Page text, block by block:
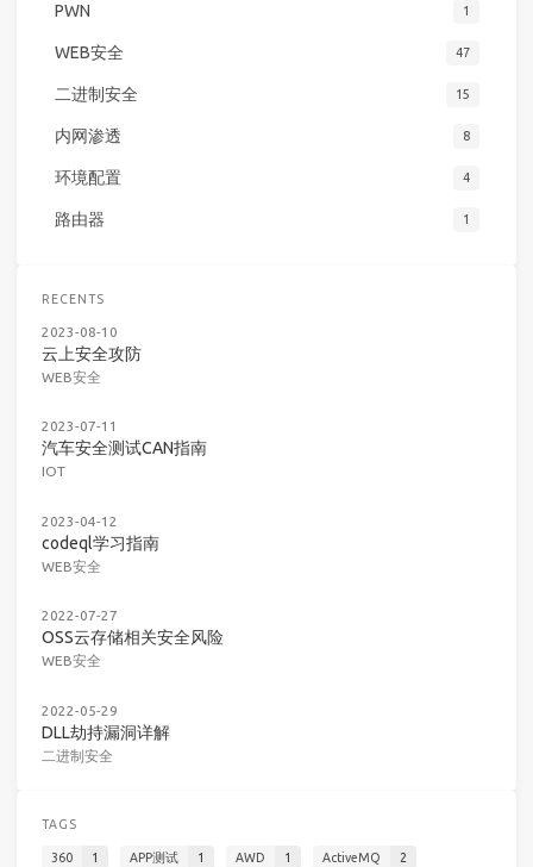
PWN 1
WEB安全 47
二进制安全 15
内网渗透 8
环境配置 4
路由器 1
RECENTS
2023-08-10
云上安全攻防
WEB安全
2023-07-11
汽车安全测试CAN指南
IOT
2023-04-12
codeql学习指南
WEB安全
2022-07-27
OSS云存储相关安全风险
WEB安全
2022-05-29
DLL劫持漏洞详解
二进制安全
TAGS
360 1 APP测试 1 AWD 1 ActiveMQ 2